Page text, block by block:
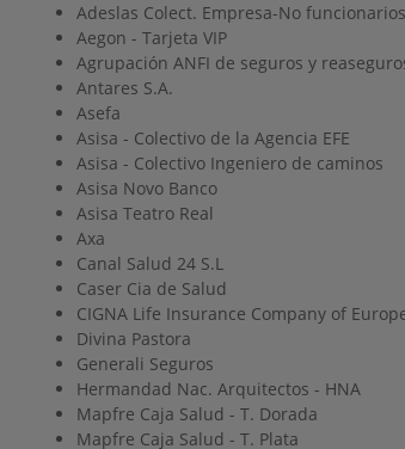
Adeslas Colect. Empresa-No funcionarios
Aegon - Tarjeta VIP
Agrupación ANFI de seguros y
Antares S.A.
Asefa
Asisa - Colectivo de la Agencia EFE
Asisa - Colectivo Ingeniero de caminos
Asisa Novo Banco
Asisa Teatro Real
Axa
Canal Salud 24 S.L
Caser Cia de Salud
CIGNA Life Insurance Company of
Divina Pastora
Generali Seguros
Hermandad Nac. Arquitectos - HNA
Mapfre Caja Salud - T. Dorada
Mapfre Caja Salud - T. Plata